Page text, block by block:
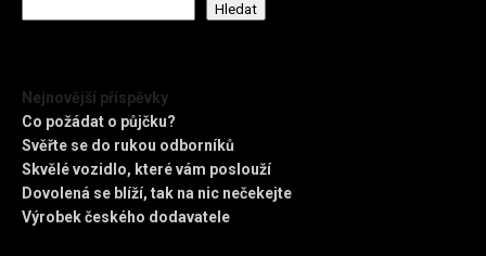
Hledat
Nejnovější příspěvky
Co požádat o půjčku?
Svěřte se do rukou odborníků
Skvělé vozidlo, které vám poslouží
Dovolená se blíží, tak na nic nečekejte
Výrobek českého dodavatele